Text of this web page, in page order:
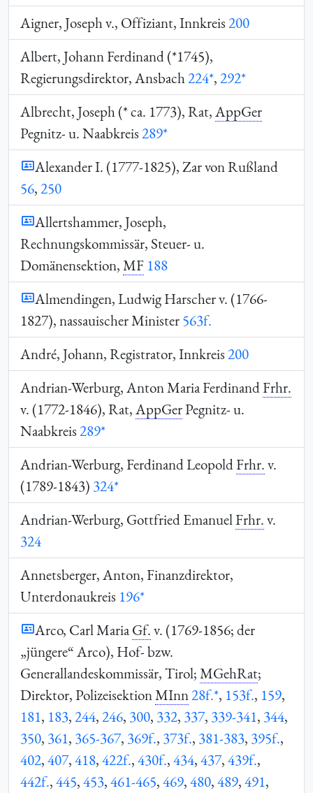
Aigner, Joseph v., Offiziant, Innkreis200
Albert, Johann Ferdinand (*1745),
Regierungsdirektor, Ansbach224*,292*
Albrecht, Joseph (* ca. 1773), Rat,AppGer
Pegnitz- u. Naabkreis289*
Alexander I. (1777-1825), Zar von Rußland
56,250
Allertshammer, Joseph,
Rechnungskommissär, Steuer- u.
Domänensektion,MF 188
Almendingen, Ludwig Harscher v. (1766-
1827), nassauischer Minister563f.
André, Johann, Registrator, Innkreis200
Andrian-Werburg, Anton Maria FerdinandFrhr.
v. (1772-1846), Rat,AppGerPegnitz- u.
Naabkreis289*
Andrian-Werburg, Ferdinand LeopoldFrhr.v.
(1789-1843) 324*
Andrian-Werburg, Gottfried EmanuelFrhr.v.
324
Annetsberger, Anton, Finanzdirektor,
Unterdonaukreis 196*
Arco, Carl MariaGf.v. (1769-1856; der
„jüngere“ Arco), Hof- bzw.
Generallandeskommissär, Tirol;MGehRat;
Direktor, PolizeisektionMInn28f.*, 153f., 159,
181, 183,244,246, 300, 332, 337, 339-341, 344,
350, 361, 365-367, 369f., 373f., 381-383, 395f.,
402,407,418,422f.,430f.,434,437,439f.,
442f.,445,453,461-465,469,480,489,491,